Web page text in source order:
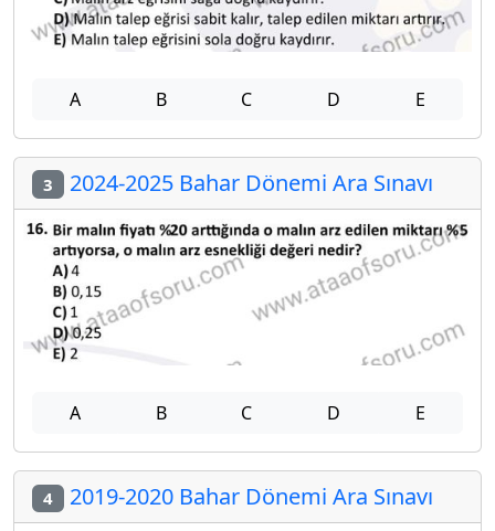
A B C D E
3 2024-2025 Bahar Dönemi Ara Sınavı
A B C D E
4 2019-2020 Bahar Dönemi Ara Sınavı